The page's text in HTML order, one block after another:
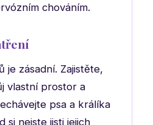
chováním.
je zásadní. Zajistěte,
vlastní prostor a
psa a králíka
si nejste jisti jejich